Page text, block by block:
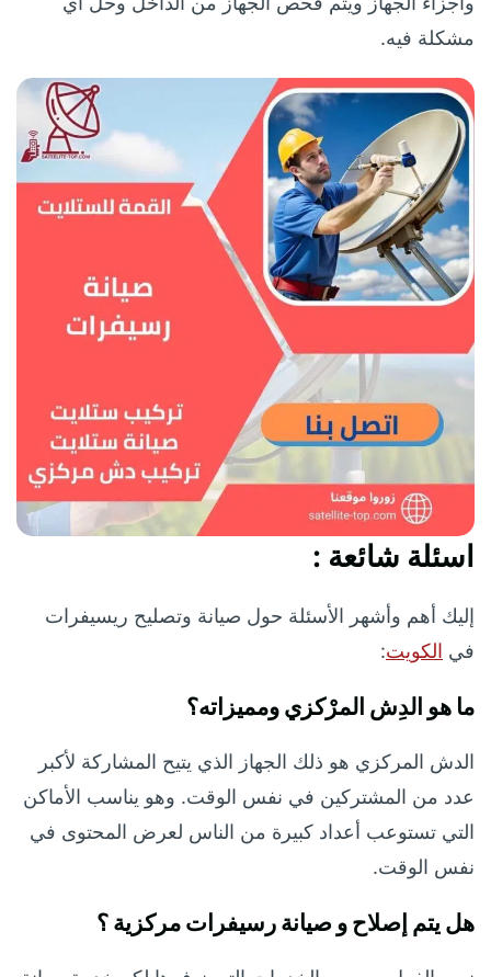
مشكلة فيه.
اسئلة شائعة :
إليك أهم وأشهر الأسئلة حول صيانة وتصليح ريسيفرات
في الكويت:
ما هو الدِش المرْكزي ومميزاته؟
الدش المركزي هو ذلك الجهاز الذي يتيح المشاركة لأكبر
عدد من المشتركين في نفس الوقت. وهو يناسب الأماكن
التي تستوعب أعداد كبيرة من الناس لعرض المحتوى في
نفس الوقت.
هل يتم إصلاح و صيانة رسيفرات مركزية ؟